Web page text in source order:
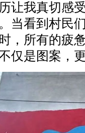
让我真切感
当看到村民
，所有的疲
仅是图案，